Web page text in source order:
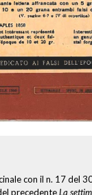
con il n. 17 del
precedenteLa